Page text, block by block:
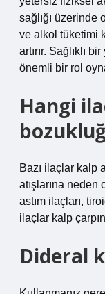
sağlığı üzerinde
ve alkol tüketimi
artırır. Sağlıklı
önemli bir rol
Hangi
Bazı ilaçlar kalp
atışlarına neden
astım ilaçları,
ilaçlar kalp
Dideral